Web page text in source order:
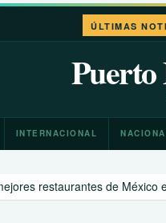
ÚLTIMAS
León XIV recuerda a
INTERNACIONAL
restaurantes de México